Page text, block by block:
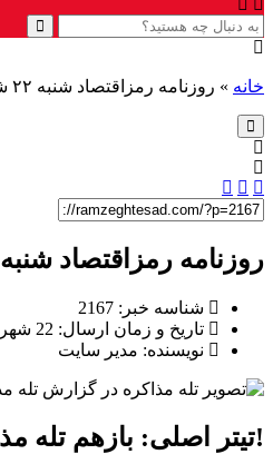
خانه » روزنامه رمزاقتصاد شنبه ۲۲ شهریور ۱۴۰۴
روزنامه رمزاقتصاد شنبه ۲۲ شهریور ۱۴۰۴
شناسه خبر: 2167
تاریخ و زمان ارسال: 22 شهریور 1404 ساعت 14:12
نویسنده: مدیر سایت
تیتر اصلی: بازهم تله مذاکره!